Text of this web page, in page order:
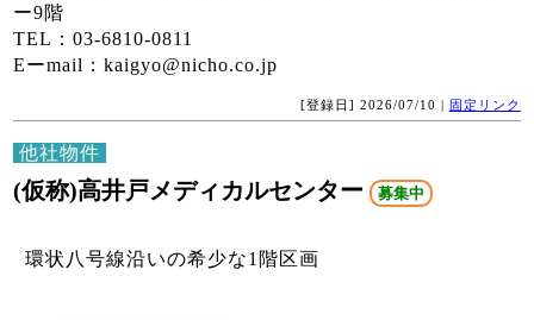
ー9階
TEL：03-6810-0811
Eーmail：kaigyo@nicho.co.jp
[登録日] 2026/07/10 | 固定リンク
他社物件
(仮称)高井戸メディカルセンター 募集中
環状八号線沿いの希少な1階区画